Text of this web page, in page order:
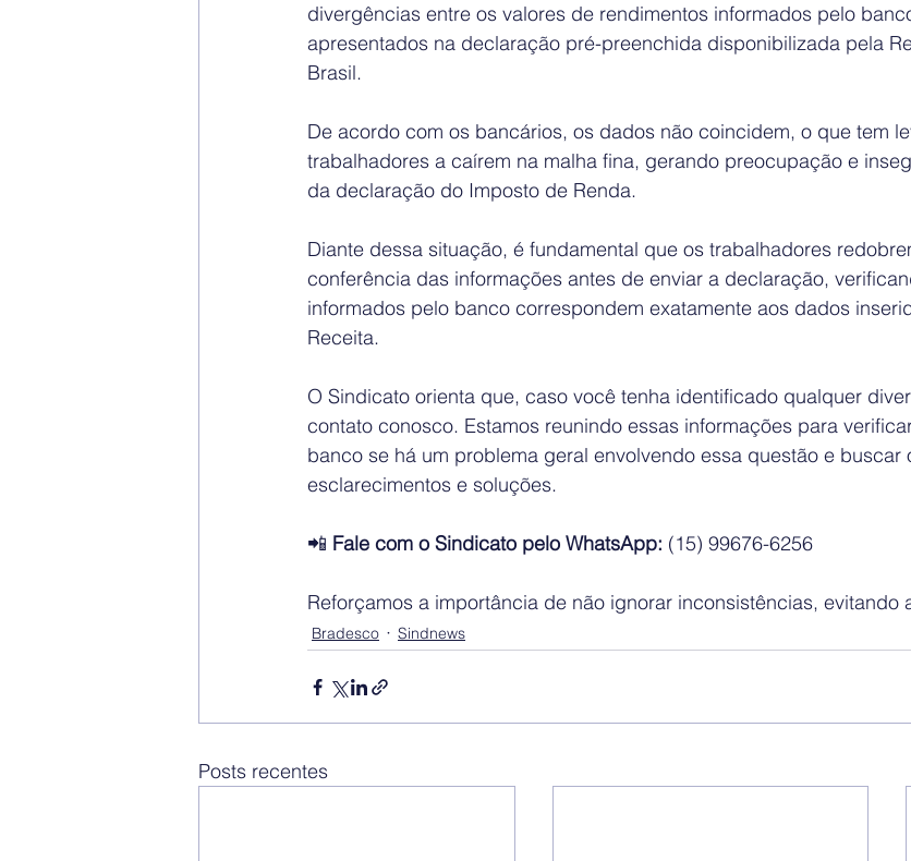
divergências entre os valores de rendimentos informados pelo
apresentados na declaração pré-preenchida disponibilizada pela
Brasil.
De acordo com os bancários, os dados não coincidem, o que tem
trabalhadores a caírem na malha fina, gerando preocupação e
da declaração do Imposto de Renda.
Diante dessa situação, é fundamental que os trabalhadores
conferência das informações antes de enviar a declaração,
informados pelo banco correspondem exatamente aos dados
Receita.
O Sindicato orienta que, caso você tenha identificado qualquer
contato conosco. Estamos reunindo essas informações para
banco se há um problema geral envolvendo essa questão e buscar
esclarecimentos e soluções.
📲 Fale com o Sindicato pelo WhatsApp: (15) 99676-6256
Reforçamos a importância de não ignorar inconsistências, evitando
Bradesco Sindnews
Posts recentes